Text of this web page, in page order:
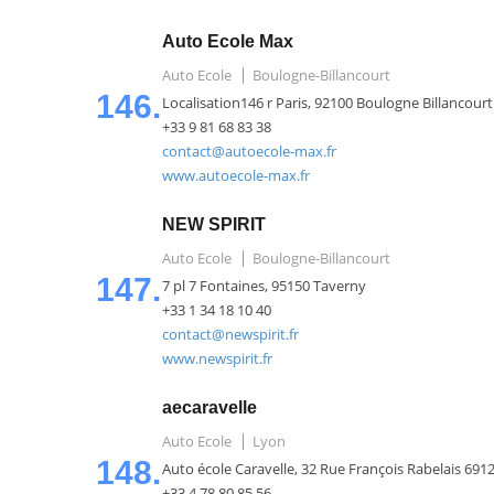
146.
Auto Ecole Max
Auto Ecole
Boulogne-Billancourt
Localisation146 r Paris, 92100 Boulogne Billancourt
+33 9 81 68 83 38
contact@autoecole-max.fr
www.autoecole-max.fr
147.
NEW SPIRIT
Auto Ecole
Boulogne-Billancourt
7 pl 7 Fontaines, 95150 Taverny
+33 1 34 18 10 40
contact@newspirit.fr
www.newspirit.fr
148.
aecaravelle
Auto Ecole
Lyon
Auto école Caravelle, 32 Rue François Rabelais